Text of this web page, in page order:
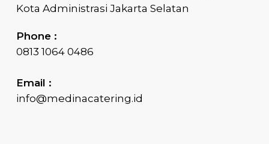
Kota Administrasi Jakarta Selatan
Phone :
0813 1064 0486
Email :
info@medinacatering.id